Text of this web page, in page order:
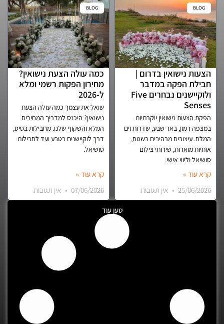
BLOG
הצעות נישואין בדרום |
חבילת הפקה במדבר
ולוקיישנים נבחרים Five
Senses
הפקת הצעות נישואין יוקרתיות
במצפה רמון, באר שבע, שדרות וים
המלח. עיצובים מרהיבים בשטח,
אותיות מוארות, שירותי צילום
סושיאל וליווי אישי.
קרא עוד »
25/06/2026
אין תגובות
BLOG
כמה עולה הצעת נישואין?
מחירון הפקות רשמי ומלא
ל-2026
שואל את עצמך כמה עולה הצעת
נישואין? היכנס למדריך המחירים
המלא והשקוף שלנו. מחבילות בסיס,
דרך לוקיישנים בטבע ועד לחבילות
סושיאל.
קרא עוד »
07/06/2026
אין תגובות
טען עוד